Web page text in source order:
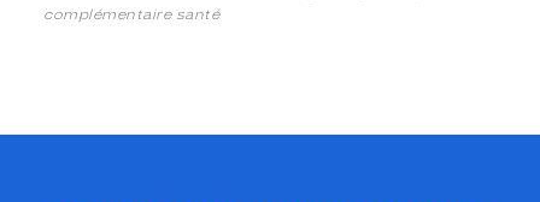
complémentaire santé